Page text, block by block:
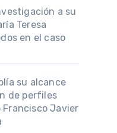
a su
Teresa
en el caso
su alcance
de perfiles
Francisco Javier